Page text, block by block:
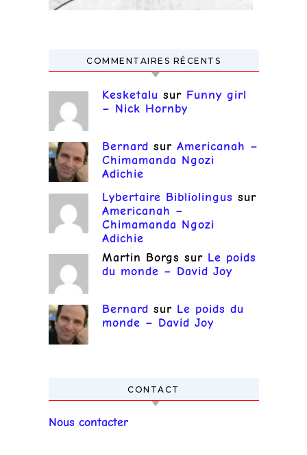
COMMENTAIRES RÉCENTS
Kesketalu sur Funny girl
– Nick Hornby
Bernard sur Americanah –
Chimamanda Ngozi
Adichie
Lybertaire Bibliolingus sur
Americanah –
Chimamanda Ngozi
Adichie
Martin Borgs sur Le poids
du monde – David Joy
Bernard sur Le poids du
monde – David Joy
CONTACT
Nous contacter